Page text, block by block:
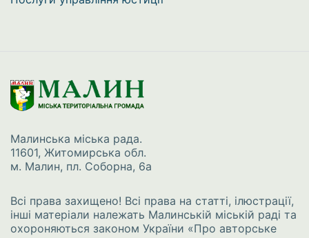
Малинська міська рада.
11601, Житомирська обл.
м. Малин, пл. Соборна, 6а
Всі права захищено! Всі права на статті, ілюстрації,
інші матеріали належать Малинській міській раді та
охороняються законом України «Про авторське